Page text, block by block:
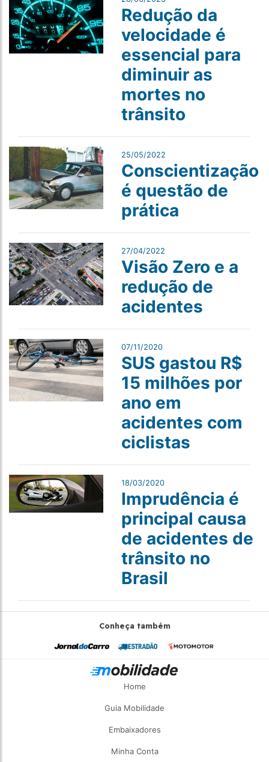
Redução da
velocidade é
essencial para
diminuir as
mortes no
trânsito
25/05/2022
Conscientização
é questão de
prática
27/04/2022
Visão Zero e a
redução de
acidentes
07/11/2020
SUS gastou R$
15 milhões por
ano em
acidentes com
ciclistas
18/03/2020
Imprudência é
principal causa
de acidentes de
trânsito no
Brasil
Conheça também
Home
Guia Mobilidade
Embaixadores
Minha Conta